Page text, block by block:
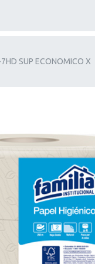
SUP ECONOMICO X